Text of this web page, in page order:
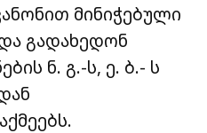
მინიჭებული
გადახედონ
ნ. გ.-ს, ე. ბ.- ს